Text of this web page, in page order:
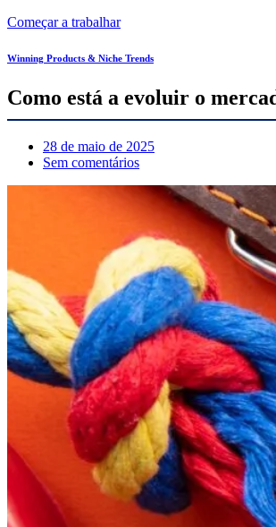
Começar a trabalhar
Winning Products & Niche Trends
Como está a evoluir o
28 de maio de 2025
Sem comentários